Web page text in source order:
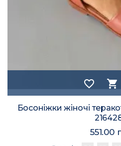
favorite_border shopping_cart
Босоніжки жіночі
551.00